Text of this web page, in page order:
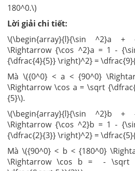
180^0.\)
Lời giải chi tiết:
\(\begin{array}{l}{\sin ^2}a
\Rightarrow {\cos ^2}a = 1 -
{\dfrac{4}{5}} \right)^2} =
Mà \({0^0} < a < {90^0}
\Rightarrow \cos a = \sqrt
{5}\).
\(\begin{array}{l}{\sin ^2}b
\Rightarrow {\cos ^2}b = 1 -
{\dfrac{2}{3}} \right)^2} =
Mà \({90^0} < b < {180^0}
\Rightarrow \cos b = -